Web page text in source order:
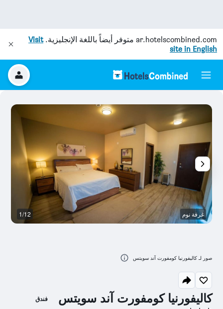
ar.hotelscombined.com متوفر أيضاً باللغة الإنجليزية.Visit
site in English
كاليفورنيا كومفورت آند سويتس فندق
غرفة نوم 1/12
صور لـ كاليفورنيا كومفورت آند سويتس